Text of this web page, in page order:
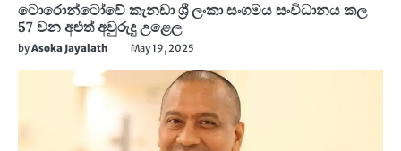
ටොරොන්ටෝවේ කැනඩා ශ්‍රී ලංකා සංගමය සංවිධානය කල
57 වන අළුත් අවුරුදු උළෙල
byAsoka Jayalath May 19, 2025